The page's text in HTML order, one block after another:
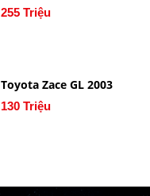
255 Triệu
Toyota Zace GL 2003
130 Triệu